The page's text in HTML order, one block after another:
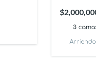
3
Arriendo